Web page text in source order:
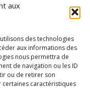
aux
des technologies
aux informations des
nous permettra de
de navigation ou les ID
ou de retirer son
caractéristiques